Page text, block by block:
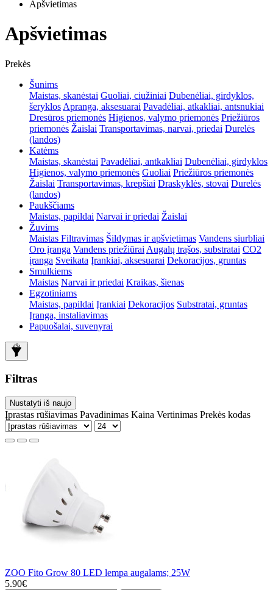
Apšvietimas
Apšvietimas
Prekės
Šunims
Maistas, skanėstai Guoliai, ciužiniai Dubenėliai, girdyklos,
šeryklos Apranga, aksesuarai Pavadėliai, atkakliai, antsnukiai
Dresūros priemonės Higienos, valymo priemonės Priežiūros
priemonės Žaislai Transportavimas, narvai, priedai Durelės
(landos)
Katėms
Maistas, skanėstai Pavadėliai, antkakliai Dubenėliai, girdyklos
Higienos, valymo priemonės Guoliai Priežiūros priemonės
Žaislai Transportavimas, krepšiai Draskyklės, stovai Durelės
(landos)
Paukščiams
Maistas, papildai Narvai ir priedai Žaislai
Žuvims
Maistas Filtravimas Šildymas ir apšvietimas Vandens siurbliai
Oro įranga Vandens priežiūrai Augalų trąšos, substratai CO2
įranga Sveikata Įrankiai, aksesuarai Dekoracijos, gruntas
Smulkiems
Maistas Narvai ir priedai Kraikas, šienas
Egzotiniams
Maistas, papildai Įrankiai Dekoracijos Substratai, gruntas
Įranga, instaliavimas
Papuošalai, suvenyrai
Filtras
Nustatyti iš naujo
Įprastas rūšiavimas Pavadinimas Kaina Vertinimas Prekės kodas
ZOO Fito Grow 80 LED lempa augalams; 25W
5.90€